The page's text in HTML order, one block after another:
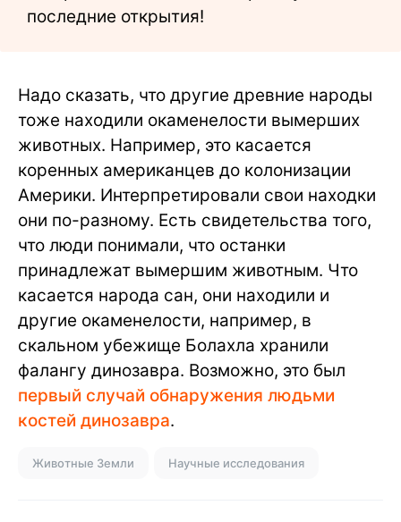
последние открытия!
Надо сказать, что другие древние народы
тоже находили окаменелости вымерших
животных. Например, это касается
коренных американцев до колонизации
Америки. Интерпретировали свои находки
они по-разному. Есть свидетельства того,
что люди понимали, что останки
принадлежат вымершим животным. Что
касается народа сан, они находили и
другие окаменелости, например, в
скальном убежище Болахла хранили
фалангу динозавра. Возможно, это был
первый случай обнаружения людьми
костей динозавра.
Животные Земли Научные исследования